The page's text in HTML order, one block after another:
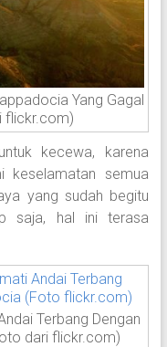
Yang Gagal
flickr.com)
kecewa, karena
keselamatan semua
yang sudah begitu
saja, hal ini terasa
Terbang Dengan
dari flickr.com)